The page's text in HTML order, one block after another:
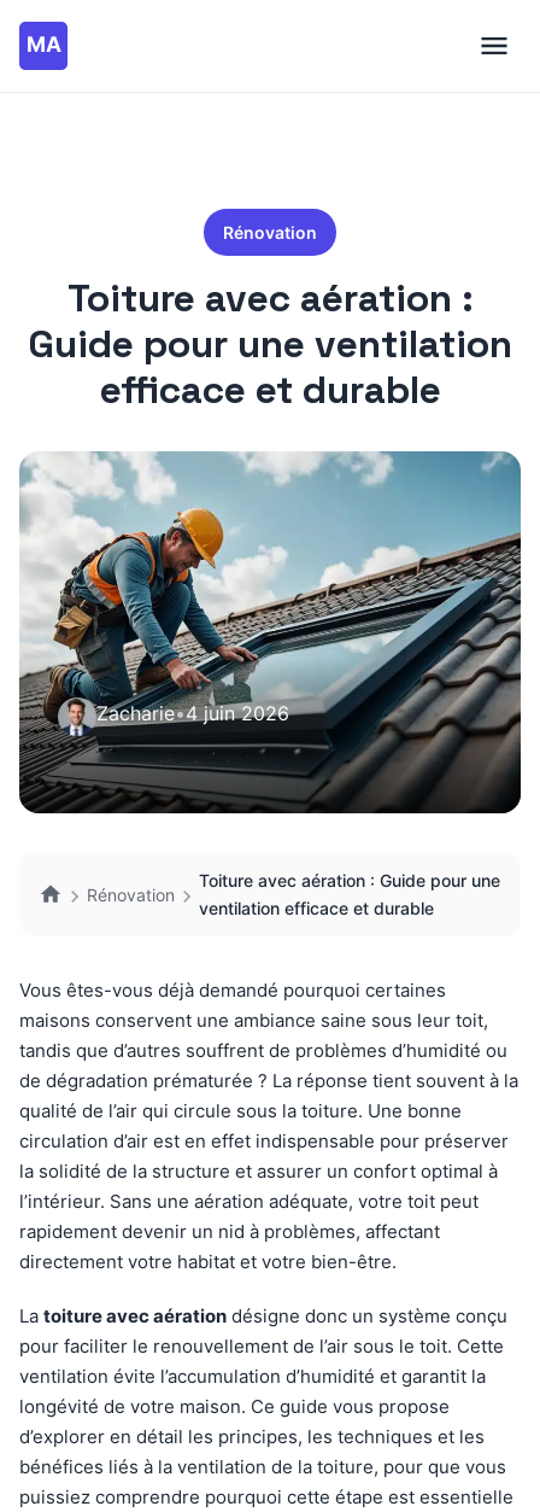
Rénovation
Toiture avec aération :
Guide pour une ventilation
efficace et durable
Zacharie•4 juin 2026
Rénovation
Toiture avec aération : Guide pour une
ventilation efficace et durable
Vous êtes-vous déjà demandé pourquoi certaines
maisons conservent une ambiance saine sous leur toit,
tandis que d’autres souffrent de problèmes d’humidité ou
de dégradation prématurée ? La réponse tient souvent à la
qualité de l’air qui circule sous la toiture. Une bonne
circulation d’air est en effet indispensable pour préserver
la solidité de la structure et assurer un confort optimal à
l’intérieur. Sans une aération adéquate, votre toit peut
rapidement devenir un nid à problèmes, affectant
directement votre habitat et votre bien-être.
La toiture avec aération désigne donc un système conçu
pour faciliter le renouvellement de l’air sous le toit. Cette
ventilation évite l’accumulation d’humidité et garantit la
longévité de votre maison. Ce guide vous propose
d’explorer en détail les principes, les techniques et les
bénéfices liés à la ventilation de la toiture, pour que vous
puissiez comprendre pourquoi cette étape est essentielle